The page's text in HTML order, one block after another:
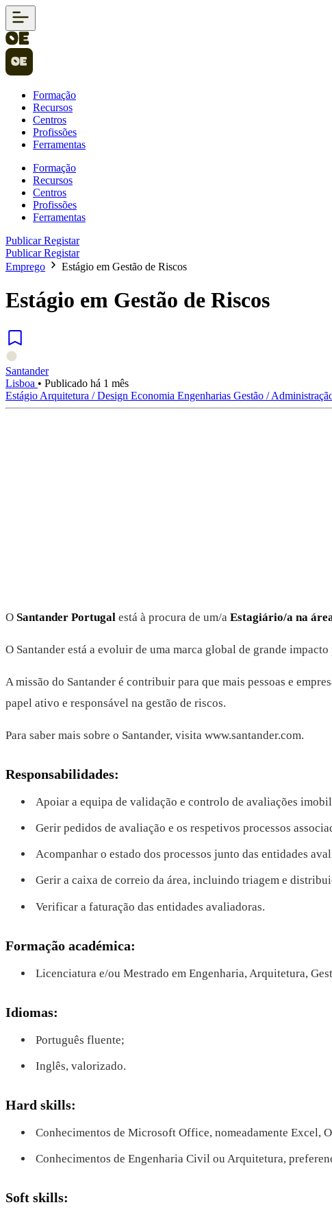
Formação
Recursos
Centros
Profissões
Ferramentas
Formação
Recursos
Centros
Profissões
Ferramentas
PublicarRegistar
PublicarRegistar
Emprego
Estágio em Gestão de Riscos
Estágio em Gestão de Riscos
Santander
Lisboa • Publicado há 1 mês
Estágio Arquitetura / Design Economia Engenharias Gestão /
O Santander Portugal está à procura de um/a Estagiário/a na
O Santander está a evoluir de uma marca global de grande
A missão do Santander é contribuir para que mais pessoas e
papel ativo e responsável na gestão de riscos.
Para saber mais sobre o Santander, visita www.santander.com.
Responsabilidades:
Apoiar a equipa de validação e controlo de avaliações
Gerir pedidos de avaliação e os respetivos processos
Acompanhar o estado dos processos junto das entidades
Gerir a caixa de correio da área, incluindo triagem e
Verificar a faturação das entidades avaliadoras.
Formação académica:
Licenciatura e/ou Mestrado em Engenharia, Arquitetura,
Idiomas:
Português fluente;
Inglês, valorizado.
Hard skills:
Conhecimentos de Microsoft Office, nomeadamente Excel,
Conhecimentos de Engenharia Civil ou Arquitetura,
Soft skills: